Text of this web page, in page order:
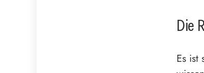
Die
Es ist